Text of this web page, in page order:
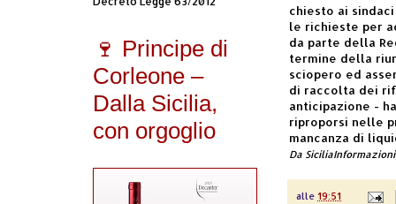
chiesto ai
le richieste per
da parte della
termine della
sciopero ed
di raccolta dei
anticipazione -
riproporsi nelle
mancanza di
Da
alle 19:51
🍷 Principe di
Corleone –
Dalla Sicilia,
con orgoglio